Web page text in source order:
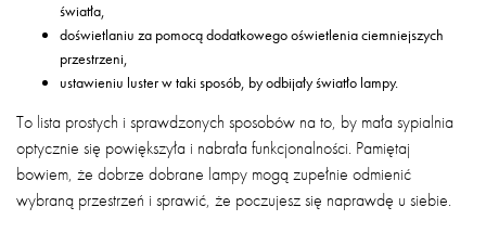
światła,
doświetlaniu za pomocą dodatkowego oświetlenia ciemniejszych
przestrzeni,
ustawieniu luster w taki sposób, by odbijały światło lampy.
To lista prostych i sprawdzonych sposobów na to, by mała sypialnia
optycznie się powiększyła i nabrała funkcjonalności. Pamiętaj
bowiem, że dobrze dobrane lampy mogą zupełnie odmienić
wybraną przestrzeń i sprawić, że poczujesz się naprawdę u siebie.